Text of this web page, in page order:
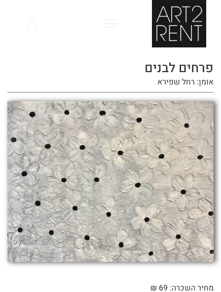
פרחים לבנים
אומן: רחל שפירא
מחיר השכרה: 69 ₪